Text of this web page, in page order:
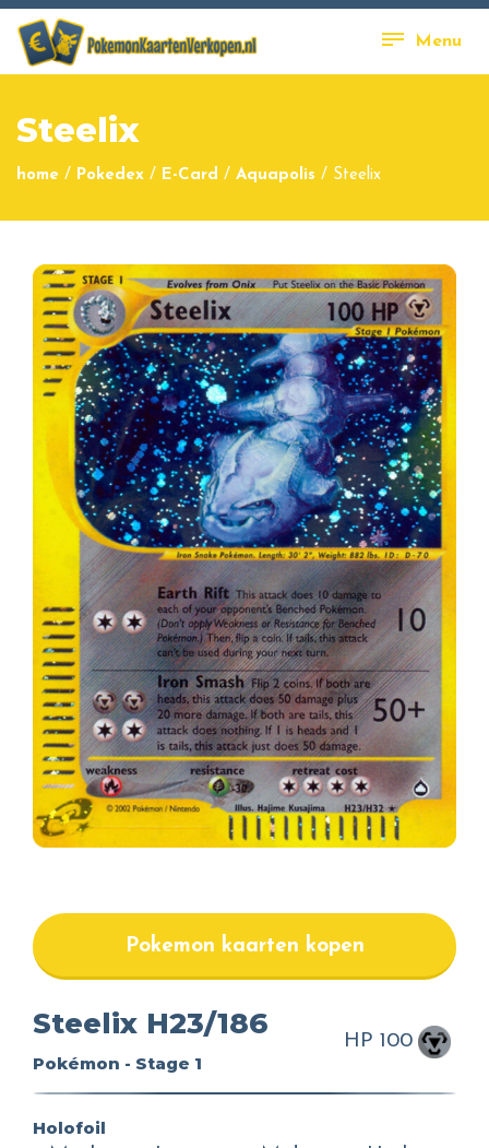
Menu
Steelix
home / Pokedex / E-Card / Aquapolis / Steelix
Pokemon kaarten kopen
Steelix H23/186
Pokémon - Stage 1
HP 100
Holofoil